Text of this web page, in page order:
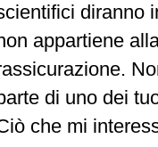
diranno
appartiene
di uno dei
che mi